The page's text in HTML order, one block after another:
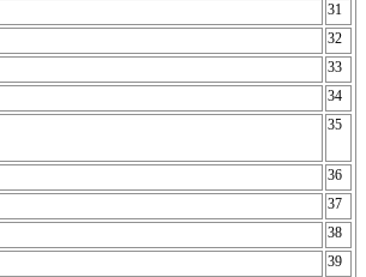
31
32
33
34
35
36
37
38
39